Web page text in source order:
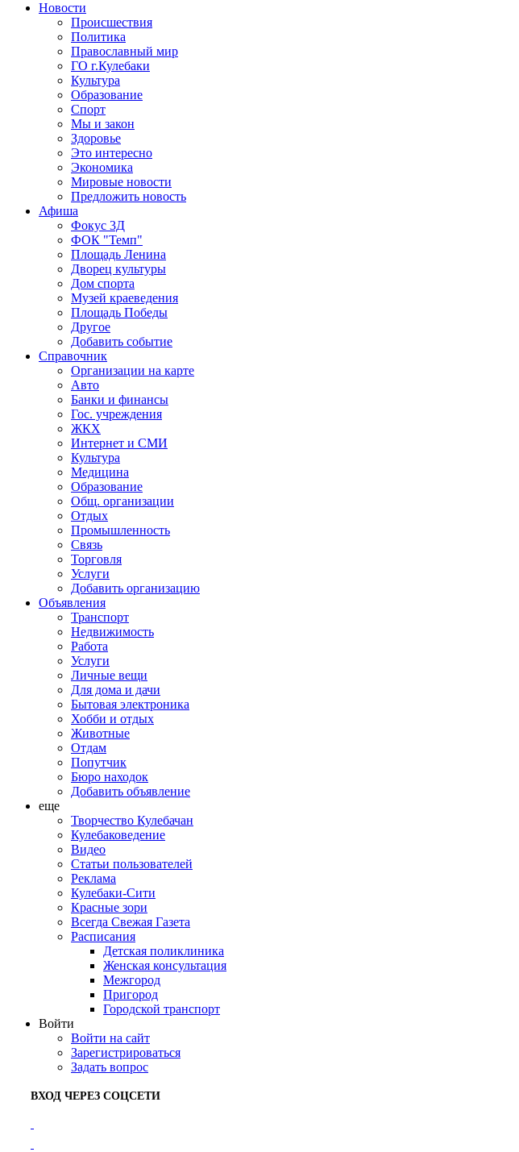
Новости
Происшествия
Политика
Православный мир
ГО г.Кулебаки
Культура
Образование
Спорт
Мы и закон
Здоровье
Это интересно
Экономика
Мировые новости
Предложить новость
Афиша
Фокус 3Д
ФОК "Темп"
Площадь Ленина
Дворец культуры
Дом спорта
Музей краеведения
Площадь Победы
Другое
Добавить событие
Справочник
Организации на карте
Авто
Банки и финансы
Гос. учреждения
ЖКХ
Интернет и СМИ
Культура
Медицина
Образование
Общ. организации
Отдых
Промышленность
Связь
Торговля
Услуги
Добавить организацию
Объявления
Транспорт
Недвижимость
Работа
Услуги
Личные вещи
Для дома и дачи
Бытовая электроника
Хобби и отдых
Животные
Отдам
Попутчик
Бюро находок
Добавить объявление
еще
Творчество Кулебачан
Кулебаковедение
Видео
Статьи пользователей
Реклама
Кулебаки-Сити
Красные зори
Всегда Свежая Газета
Расписания
Детская поликлиника
Женская консультация
Межгород
Пригород
Городской транспорт
Войти
Войти на сайт
Зарегистрироваться
Задать вопрос
ВХОД ЧЕРЕЗ СОЦСЕТИ